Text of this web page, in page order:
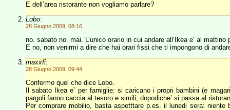
E dell’area ristorante non vogliamo parlare?
Lobo:
28 Giugno 2009, 08:16
no. sabato no. mai. L’unico orario in cui andare all’Ikea e’ al
E no, non venirmi a dire che hai orari fissi che ti impongono di
maxxfi:
28 Giugno 2009, 09:44
Confermo quel che dice Lobo.
Il sabato Ikea e’ per famiglie: si caricano i propri bambini (e
pargoli fanno caccia al tesoro e simili, dopodiche’ si passa al
Per comprare mobilio, basta aspetttare p.es. il lunedi sera: